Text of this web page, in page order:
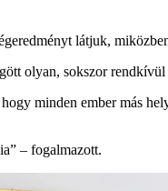
látjuk,
olyan, sokszor
minden ember más
– fogalmazott.